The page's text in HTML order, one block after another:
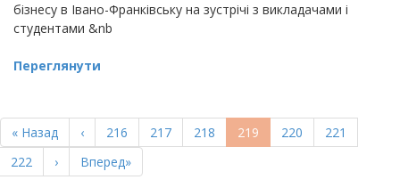
бізнесу в Івано-Франківську на зустрічі з викладачами і
студентами &nb
Переглянути
НА
СТОРІНКИ
Перша
сторінка
« Назад
Попередня
сторінка
‹ Page
216 Page
217 Page
218
Поточна
сторінка
219 Page
220 Page
221
Page
222
Наступна
сторінка
›
Остання
сторінка
Вперед»